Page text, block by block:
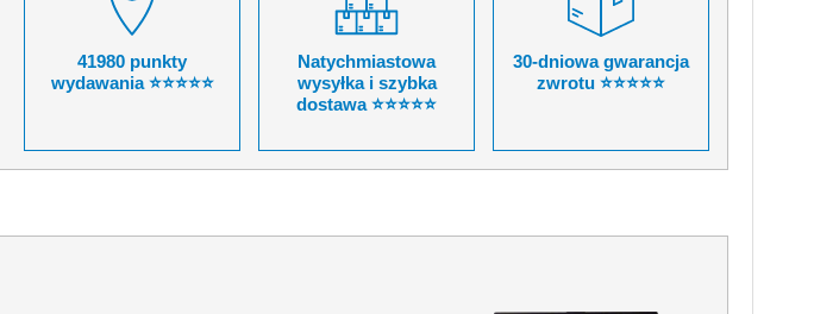
41980 punkty
wydawania ⭐⭐⭐⭐⭐
Natychmiastowa
wysyłka i szybka
dostawa ⭐⭐⭐⭐⭐
30-dniowa gwarancja
zwrotu ⭐⭐⭐⭐⭐